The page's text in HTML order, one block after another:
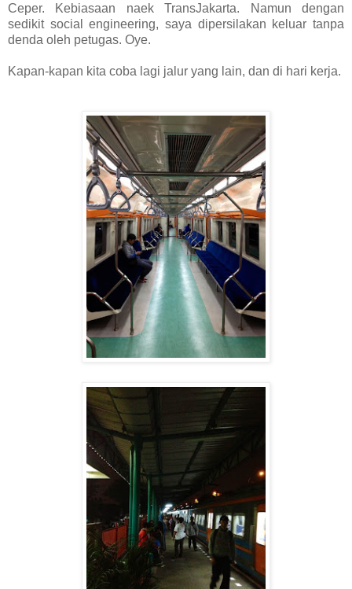
Ceper. Kebiasaan naek TransJakarta. Namun dengan
sedikit social engineering, saya dipersilakan keluar tanpa
denda oleh petugas. Oye.
Kapan-kapan kita coba lagi jalur yang lain, dan di hari kerja.